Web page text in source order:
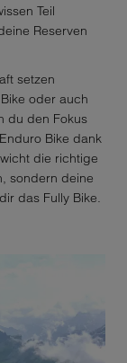
Teil
Reserven
setzen
oder auch
du den Fokus
Bike dank
die richtige
sondern deine
das Fully Bike.